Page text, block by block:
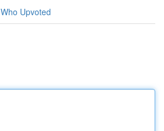
Who Upvoted